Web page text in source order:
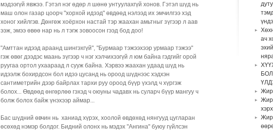
ач
мэдээгүй явжээ. Гэтэл нэг өдөр л шөнө унтуулахгүй хонов. Гэтэл шүд нь
маш олон газар цоорч "хорхой идээд" өвдөөд нэлээд их эмчилгээ хэд
хоног хийлгэв. Дөнгөж хоёрхон настай тэр жаахан амьтныг зүгээр л аав
ээж, эмээ өвөө нар нь л тэгж зовоосон гээд бод доо!
"Амттан идээд араанд шингэхгүй", "Бурмаар тэжээхээр урмаар тэжээ"
гэж өвөг дээдэс маань зүгээр ч нэг хэлчихээгүй л юм байна гэдгийг орой
руугаа ортол ухаараад л сууж байна. Хэрвээ жаахан удаад шүд нь
идээлж бохирдсон бол идээ цусанд нь ороод шүднээс хэдхэн
сантиметрийн дээр байрлах тархи руу ороод бүүр үхэлд ч хүргэж
болох... Өвдөөд өнгөрлөө гэхэд ч оюуны чадавх нь суларч бүүр мангуу ч
болж болох байж үнэхээр аймар...
Бас шүдний өвчин нь ханиад хүрэх, хоолой өвдөхөд нянгууд цугларан
өсөхөд нэмэр болдог. Бидний олонх нь мэдэх "Ангина" буюу гүйлсэн